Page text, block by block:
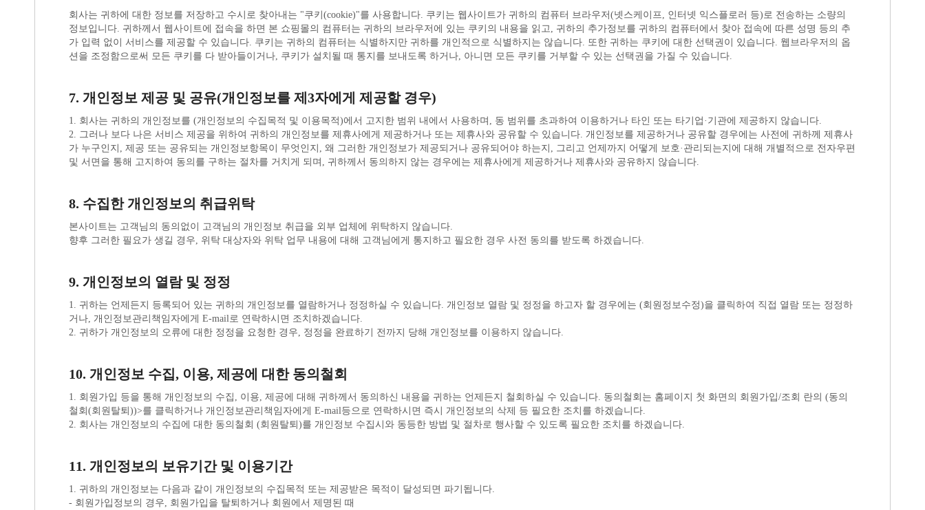
션을 조정함으로써 모든 쿠키를 다 받아들이거나, 쿠키가 설치될 때 통지를 보내도록 하거나, 아니면 모든 쿠키를 거부할 수 있는 선택권을 가질 수 있습니다.
7. 개인정보 제공 및 공유(개인정보를 제3자에게 제공할 경우)
1. 회사는 귀하의 개인정보를 (개인정보의 수집목적 및 이용목적)에서 고지한 범위 내에서 사용하며, 동 범위를 초과하여 이용하거나 타인 또는 타기업·기관에 제공하지 않습니다.
및 서면을 통해 고지하여 동의를 구하는 절차를 거치게 되며, 귀하께서 동의하지 않는 경우에는 제휴사에게 제공하거나 제휴사와 공유하지 않습니다.
8. 수집한 개인정보의 취급위탁
본사이트는 고객님의 동의없이 고객님의 개인정보 취급을 외부 업체에 위탁하지 않습니다.
향후 그러한 필요가 생길 경우, 위탁 대상자와 위탁 업무 내용에 대해 고객님에게 통지하고 필요한 경우 사전 동의를 받도록 하겠습니다.
9. 개인정보의 열람 및 정정
거나, 개인정보관리책임자에게 E-mail로 연락하시면 조치하겠습니다.
2. 귀하가 개인정보의 오류에 대한 정정을 요청한 경우, 정정을 완료하기 전까지 당해 개인정보를 이용하지 않습니다.
10. 개인정보 수집, 이용, 제공에 대한 동의철회
철회(회원탈퇴))>를 클릭하거나 개인정보관리책임자에게 E-mail등으로 연락하시면 즉시 개인정보의 삭제 등 필요한 조치를 하겠습니다.
2. 회사는 개인정보의 수집에 대한 동의철회 (회원탈퇴)를 개인정보 수집시와 동등한 방법 및 절차로 행사할 수 있도록 필요한 조치를 하겠습니다.
11. 개인정보의 보유기간 및 이용기간
1. 귀하의 개인정보는 다음과 같이 개인정보의 수집목적 또는 제공받은 목적이 달성되면 파기됩니다.
- 회원가입정보의 경우, 회원가입을 탈퇴하거나 회원에서 제명된 때